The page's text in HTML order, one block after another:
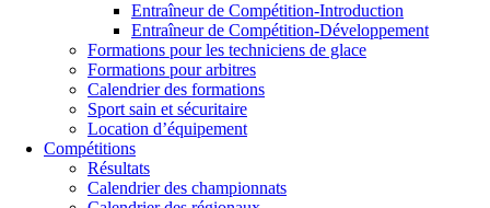
Entraîneur de Compétition-Introduction
Entraîneur de Compétition-Développement
Formations pour les techniciens de glace
Formations pour arbitres
Calendrier des formations
Sport sain et sécuritaire
Location d’équipement
Compétitions
Résultats
Calendrier des championnats